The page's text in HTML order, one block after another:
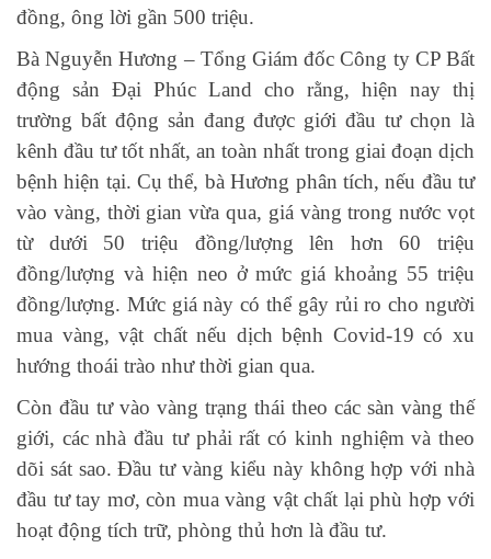
đồng, ông lời gần 500 triệu.
Bà Nguyễn Hương – Tổng Giám đốc Công ty CP Bất
động sản Đại Phúc Land cho rằng, hiện nay thị
trường bất động sản đang được giới đầu tư chọn là
kênh đầu tư tốt nhất, an toàn nhất trong giai đoạn dịch
bệnh hiện tại. Cụ thể, bà Hương phân tích, nếu đầu tư
vào vàng, thời gian vừa qua, giá vàng trong nước vọt
từ dưới 50 triệu đồng/lượng lên hơn 60 triệu
đồng/lượng và hiện neo ở mức giá khoảng 55 triệu
đồng/lượng. Mức giá này có thể gây rủi ro cho người
mua vàng, vật chất nếu dịch bệnh Covid-19 có xu
hướng thoái trào như thời gian qua.
Còn đầu tư vào vàng trạng thái theo các sàn vàng thế
giới, các nhà đầu tư phải rất có kinh nghiệm và theo
dõi sát sao. Đầu tư vàng kiểu này không hợp với nhà
đầu tư tay mơ, còn mua vàng vật chất lại phù hợp với
hoạt động tích trữ, phòng thủ hơn là đầu tư.